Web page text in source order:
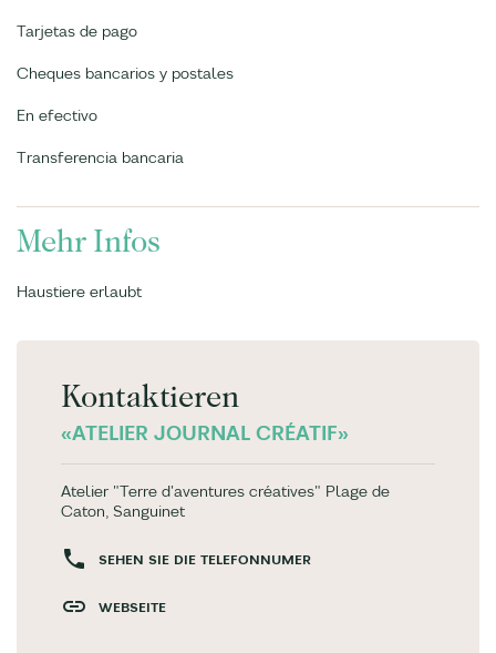
Tarjetas de pago
Cheques bancarios y postales
En efectivo
Transferencia bancaria
Mehr Infos
Haustiere erlaubt
Kontaktieren
«ATELIER JOURNAL CRÉATIF»
Atelier "Terre d'aventures créatives" Plage de
Caton, Sanguinet
SEHEN SIE DIE TELEFONNUMER
WEBSEITE